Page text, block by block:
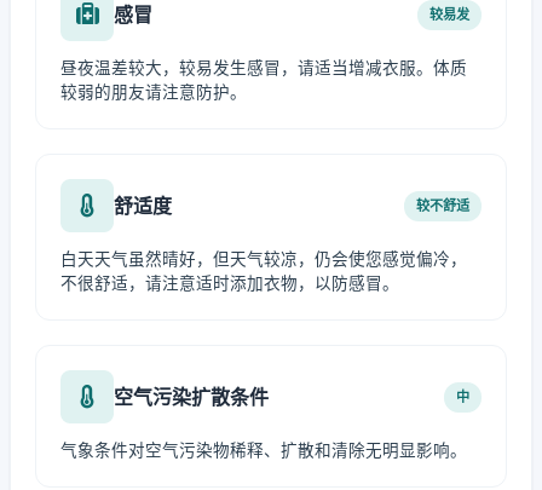
感冒 较易发
昼夜温差较大，较易发生感冒，请适当增减衣服。体质
较弱的朋友请注意防护。
舒适度 较不舒适
白天天气虽然晴好，但天气较凉，仍会使您感觉偏冷，
不很舒适，请注意适时添加衣物，以防感冒。
空气污染扩散条件 中
气象条件对空气污染物稀释、扩散和清除无明显影响。